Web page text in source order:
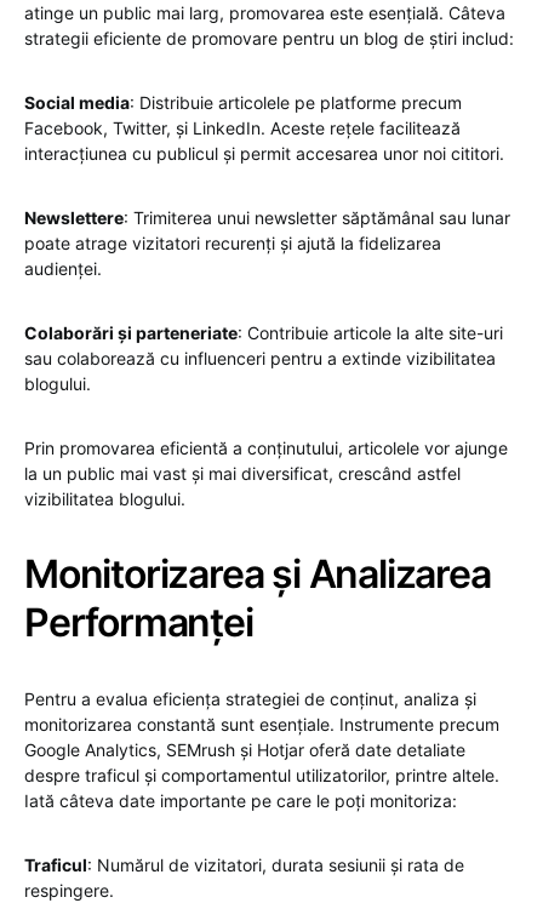
atinge un public mai larg, promovarea este esențială. Câteva
strategii eficiente de promovare pentru un blog de știri includ:
Social media: Distribuie articolele pe platforme precum
Facebook, Twitter, și LinkedIn. Aceste rețele facilitează
interacțiunea cu publicul și permit accesarea unor noi cititori.
Newslettere: Trimiterea unui newsletter săptămânal sau lunar
poate atrage vizitatori recurenți și ajută la fidelizarea
audienței.
Colaborări și parteneriate: Contribuie articole la alte site-uri
sau colaborează cu influenceri pentru a extinde vizibilitatea
blogului.
Prin promovarea eficientă a conținutului, articolele vor ajunge
la un public mai vast și mai diversificat, crescând astfel
vizibilitatea blogului.
Monitorizarea și Analizarea
Performanței
Pentru a evalua eficiența strategiei de conținut, analiza și
monitorizarea constantă sunt esențiale. Instrumente precum
Google Analytics, SEMrush și Hotjar oferă date detaliate
despre traficul și comportamentul utilizatorilor, printre altele.
Iată câteva date importante pe care le poți monitoriza:
Traficul: Numărul de vizitatori, durata sesiunii și rata de
respingere.